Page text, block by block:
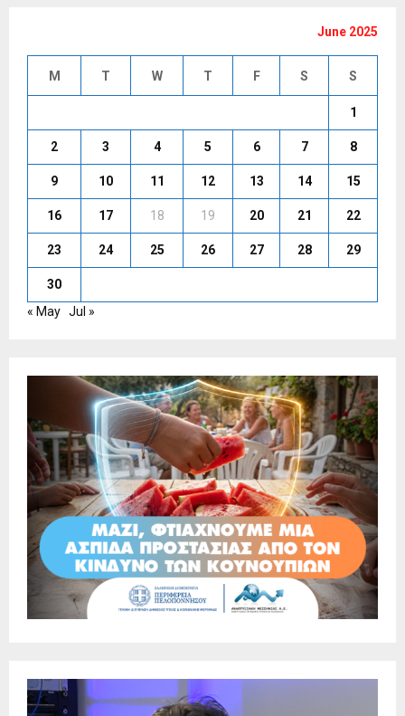
June 2025
M T W T F S S
1
2 3 4 5 6 7 8
9 10 11 12 13 14 15
16 17 18 19 20 21 22
23 24 25 26 27 28 29
30
« May Jul »